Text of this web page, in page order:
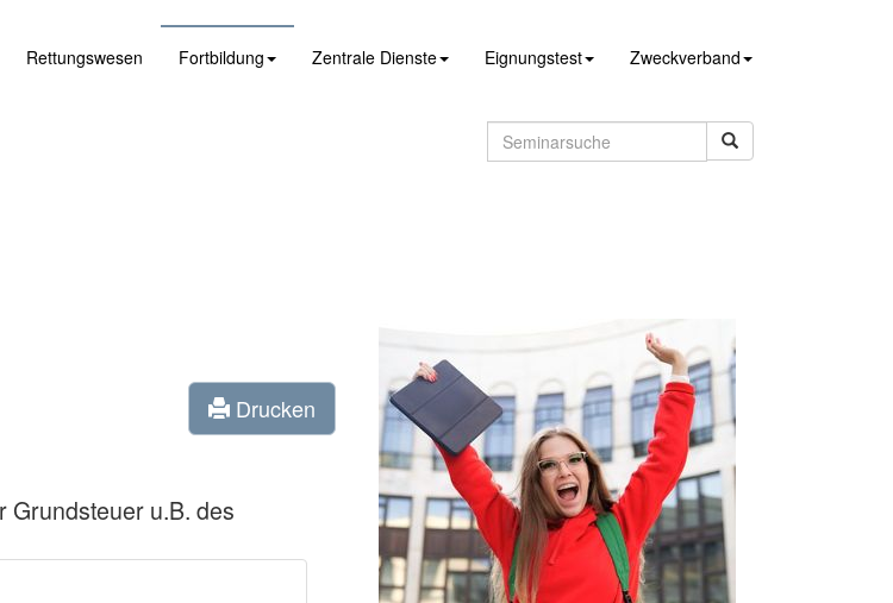
Rettungswesen Fortbildung Zentrale Dienste Eignungstest Zweckverband
Drucken
Grundsteuer u.B. des